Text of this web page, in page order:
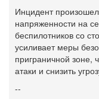
Инцидент
напряженности на
беспилотников со
усиливает меры
приграничной зоне,
атаки и снизить
--